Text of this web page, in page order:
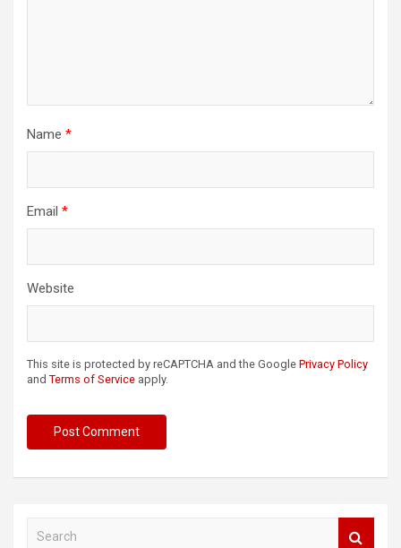
Name *
Email *
Website
This site is protected by reCAPTCHA and the Google Privacy Policy
and Terms of Service apply.